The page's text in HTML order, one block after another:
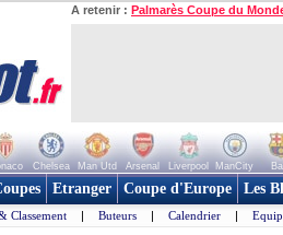
A retenir : Palmarès Coupe du
Chelsea Man Utd Arsenal Liverpool ManCity
Etranger Coupe d'Europe Les
Classement | Buteurs | Calendrier |